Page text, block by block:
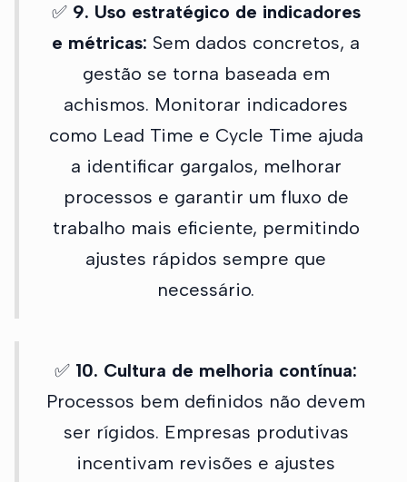
✅ 9. Uso estratégico de indicadores
e métricas: Sem dados concretos, a
gestão se torna baseada em
achismos. Monitorar indicadores
como Lead Time e Cycle Time ajuda
a identificar gargalos, melhorar
processos e garantir um fluxo de
trabalho mais eficiente, permitindo
ajustes rápidos sempre que
necessário.
✅ 10. Cultura de melhoria contínua:
Processos bem definidos não devem
ser rígidos. Empresas produtivas
incentivam revisões e ajustes